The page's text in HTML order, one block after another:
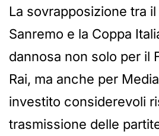
La sovrapposizione tra
Sanremo e la Coppa
dannosa non solo per il
Rai, ma anche per
investito considerevoli
trasmissione delle